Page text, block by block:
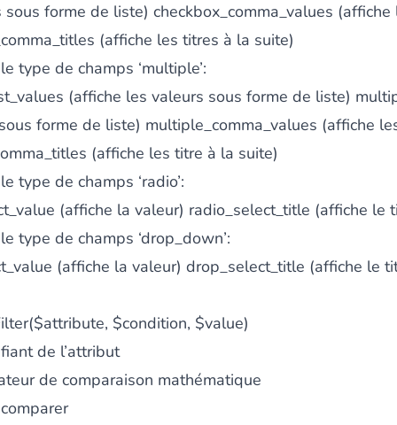
forme de liste) checkbox_comma_values
(affiche les titres à la suite)
type de champs ‘multiple’:
(affiche les valeurs sous forme de liste)
forme de liste) multiple_comma_values (affiche
(affiche les titre à la suite)
type de champs ‘radio’:
(affiche la valeur) radio_select_title (affiche le
type de champs ‘drop_down’:
(affiche la valeur) drop_select_title (affiche le
$condition, $value)
de l’attribut
de comparaison mathématique